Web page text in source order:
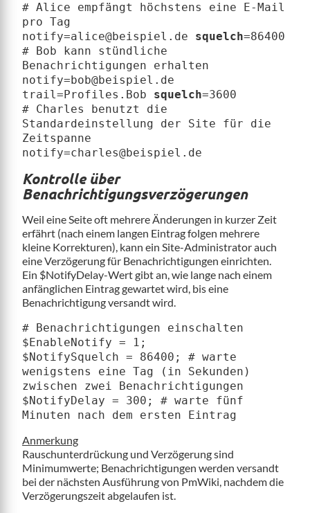
# Alice empfängt höchstens eine E-Mail
pro Tag
notify=alice@beispiel.de squelch=86400
# Bob kann stündliche
Benachrichtigungen erhalten
notify=bob@beispiel.de
trail=Profiles.Bob squelch=3600
# Charles benutzt die
Standardeinstellung der Site für die
Zeitspanne
notify=charles@beispiel.de
Kontrolle über
Benachrichtigungsverzögerungen
Weil eine Seite oft mehrere Änderungen in kurzer Zeit
erfährt (nach einem langen Eintrag folgen mehrere
kleine Korrekturen), kann ein Site-Administrator auch
eine Verzögerung für Benachrichtigungen einrichten.
Ein $NotifyDelay-Wert gibt an, wie lange nach einem
anfänglichen Eintrag gewartet wird, bis eine
Benachrichtigung versandt wird.
# Benachrichtigungen einschalten
$EnableNotify = 1;
$NotifySquelch = 86400; # warte
wenigstens eine Tag (in Sekunden)
zwischen zwei Benachrichtigungen
$NotifyDelay = 300; # warte fünf
Minuten nach dem ersten Eintrag
Anmerkung
Rauschunterdrückung und Verzögerung sind
Minimumwerte; Benachrichtigungen werden versandt
bei der nächsten Ausführung von PmWiki, nachdem die
Verzögerungszeit abgelaufen ist.